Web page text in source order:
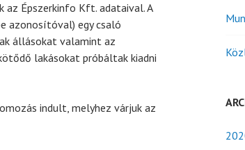
Épszerkinfo Kft. adataival. A
azonosítóval) egy csaló
állásokat valamint az
lakásokat próbáltak kiadni
indult, melyhez várjuk az